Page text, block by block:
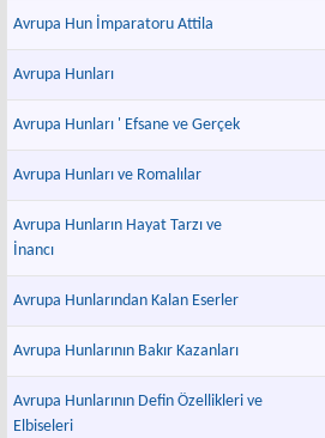
Avrupa Hun İmparatoru Attila
Avrupa Hunları
Avrupa Hunları ' Efsane ve Gerçek
Avrupa Hunları ve Romalılar
Avrupa Hunların Hayat Tarzı ve
İnancı
Avrupa Hunlarından Kalan Eserler
Avrupa Hunlarının Bakır Kazanları
Avrupa Hunlarının Defin Özellikleri ve
Elbiseleri